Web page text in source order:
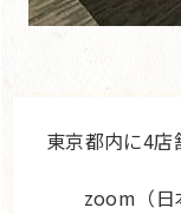
東京都内に4店
zoom（日